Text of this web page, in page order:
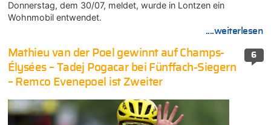
Donnerstag, dem 30/07, meldet, wurde in Lontzen ein
Wohnmobil entwendet.
....weiterlesen
6
Mathieu van der Poel gewinnt auf Champs-
Élysées – Tadej Pogacar bei Fünffach-Siegern
– Remco Evenepoel ist Zweiter